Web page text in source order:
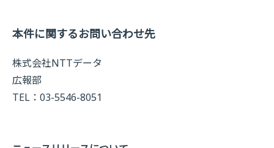
本件に関するお問い合わせ先
株式会社NTTデータ
広報部
TEL：03-5546-8051